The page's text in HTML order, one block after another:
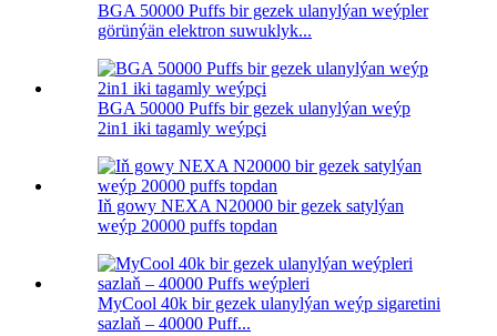
BGA 50000 Puffs bir gezek ulanylýan weýpler
görünýän elektron suwuklyk...
BGA 50000 Puffs bir gezek ulanylýan weýp
2in1 iki tagamly weýpçi
Iň gowy NEXA N20000 bir gezek satylýan
weýp 20000 puffs topdan
MyCool 40k bir gezek ulanylýan weýp sigaretini
sazlaň – 40000 Puff...